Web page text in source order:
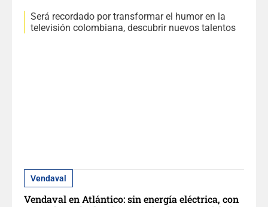
Será recordado por transformar el humor en la
televisión colombiana, descubrir nuevos talentos
Vendaval
Vendaval en Atlántico: sin energía eléctrica, con